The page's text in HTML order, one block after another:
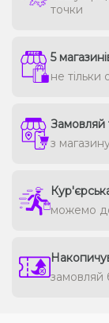
точки
5
не
Замовляй
з
можемо
замовляй